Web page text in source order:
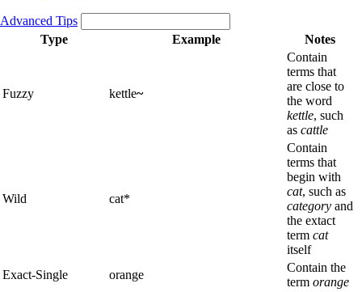
Advanced Tips
Type
Example Notes
Fuzzy kettle~
Contain
terms that
are close to
the word
kettle, such
as cattle
Wild cat*
Contain
terms that
begin with
cat, such as
category and
the extact
term cat
itself
Exact-Single
orange
Contain the
term orange